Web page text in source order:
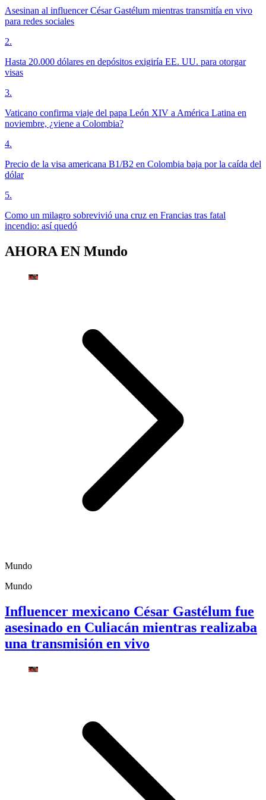
Asesinan al influencer César Gastélum mientras transmitía en vivo
para redes sociales
2.
Hasta 20.000 dólares en depósitos exigiría EE. UU. para otorgar
visas
3.
Vaticano confirma viaje del papa León XIV a América Latina en
noviembre, ¿viene a Colombia?
4.
Precio de la visa americana B1/B2 en Colombia baja por la caída del
dólar
5.
Como un milagro sobrevivió una cruz en Francias tras fatal
incendio: así quedó
AHORA EN Mundo
Mundo
Mundo
Influencer mexicano César Gastélum fue
asesinado en Culiacán mientras realizaba
una transmisión en vivo